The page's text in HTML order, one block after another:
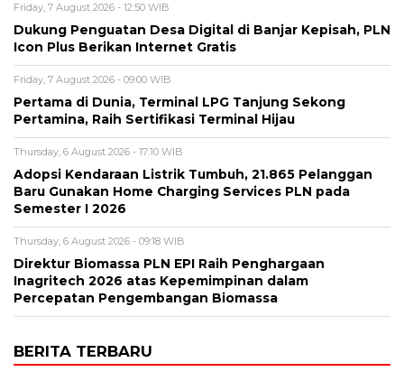
Friday, 7 August 2026 - 12:50 WIB
Dukung Penguatan Desa Digital di Banjar Kepisah, PLN
Icon Plus Berikan Internet Gratis
Friday, 7 August 2026 - 09:00 WIB
Pertama di Dunia, Terminal LPG Tanjung Sekong
Pertamina, Raih Sertifikasi Terminal Hijau
Thursday, 6 August 2026 - 17:10 WIB
Adopsi Kendaraan Listrik Tumbuh, 21.865 Pelanggan
Baru Gunakan Home Charging Services PLN pada
Semester I 2026
Thursday, 6 August 2026 - 09:18 WIB
Direktur Biomassa PLN EPI Raih Penghargaan
Inagritech 2026 atas Kepemimpinan dalam
Percepatan Pengembangan Biomassa
BERITA TERBARU